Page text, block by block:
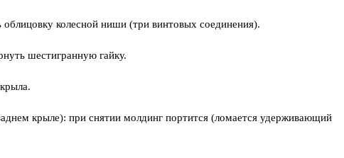
колесной ниши (три винтовых соединения).
шестигранную гайку.
крыле): при снятии молдинг портится (ломается удерживающий